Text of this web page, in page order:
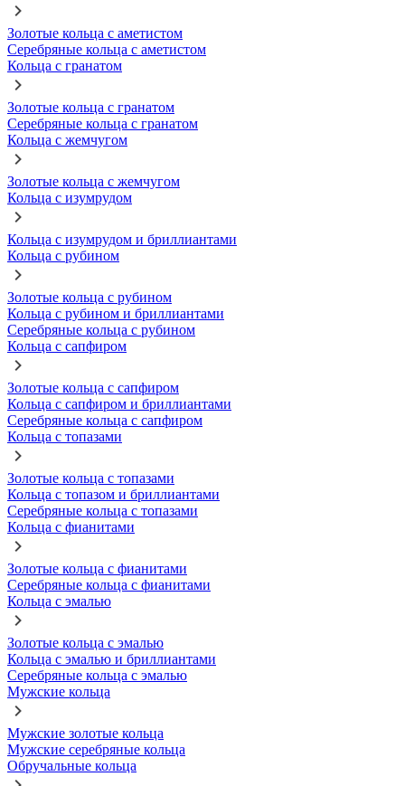
Золотые кольца с аметистом
Серебряные кольца с аметистом
Кольца с гранатом
Золотые кольца с гранатом
Серебряные кольца с гранатом
Кольца с жемчугом
Золотые кольца с жемчугом
Кольца с изумрудом
Кольца с изумрудом и бриллиантами
Кольца с рубином
Золотые кольца с рубином
Кольца с рубином и бриллиантами
Серебряные кольца с рубином
Кольца с сапфиром
Золотые кольца с сапфиром
Кольца с сапфиром и бриллиантами
Серебряные кольца с сапфиром
Кольца с топазами
Золотые кольца с топазами
Кольца с топазом и бриллиантами
Серебряные кольца с топазами
Кольца с фианитами
Золотые кольца с фианитами
Серебряные кольца с фианитами
Кольца с эмалью
Золотые кольца с эмалью
Кольца с эмалью и бриллиантами
Серебряные кольца с эмалью
Мужские кольца
Мужские золотые кольца
Мужские серебряные кольца
Обручальные кольца